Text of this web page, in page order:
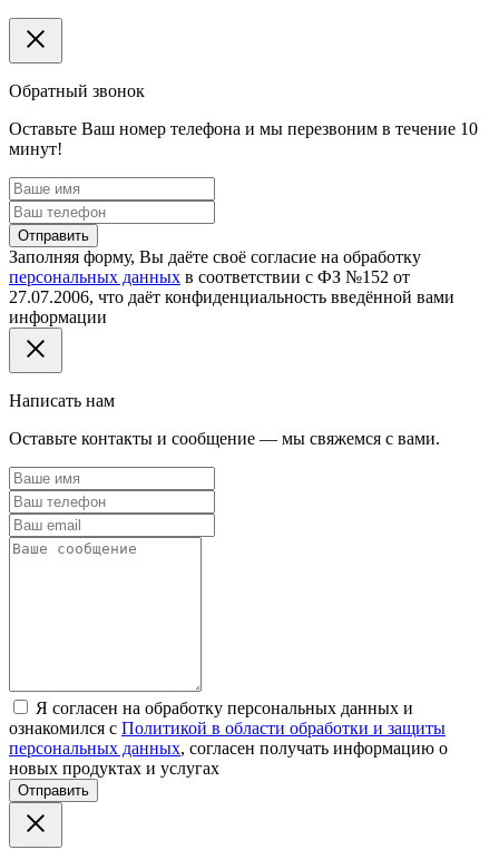
Обратный звонок
Оставьте Ваш номер телефона и мы перезвоним в течение 10
минут!
Отправить
Заполняя форму, Вы даёте своё согласие на обработку
персональных данных в соответствии с ФЗ №152 от
27.07.2006, что даёт конфиденциальность введённой вами
информации
Написать нам
Оставьте контакты и сообщение — мы свяжемся с вами.
Я согласен на обработку персональных данных и
ознакомился с Политикой в области обработки и защиты
персональных данных, согласен получать информацию о
новых продуктах и услугах
Отправить